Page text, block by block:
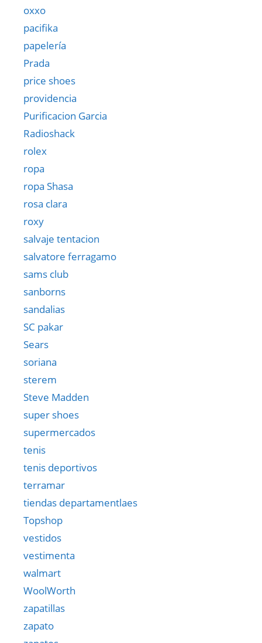
oxxo
pacifika
papelería
Prada
price shoes
providencia
Purificacion Garcia
Radioshack
rolex
ropa
ropa Shasa
rosa clara
roxy
salvaje tentacion
salvatore ferragamo
sams club
sanborns
sandalias
SC pakar
Sears
soriana
sterem
Steve Madden
super shoes
supermercados
tenis
tenis deportivos
terramar
tiendas departamentlaes
Topshop
vestidos
vestimenta
walmart
WoolWorth
zapatillas
zapato